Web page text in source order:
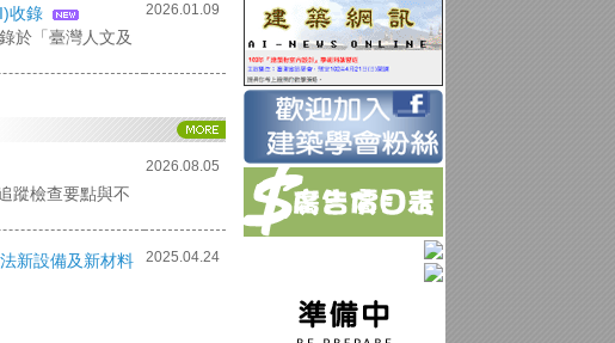
收錄
於「臺灣人文及
2026.01.09
蹤檢查要點與不
2026.08.05
新設備及新材料
2025.04.24